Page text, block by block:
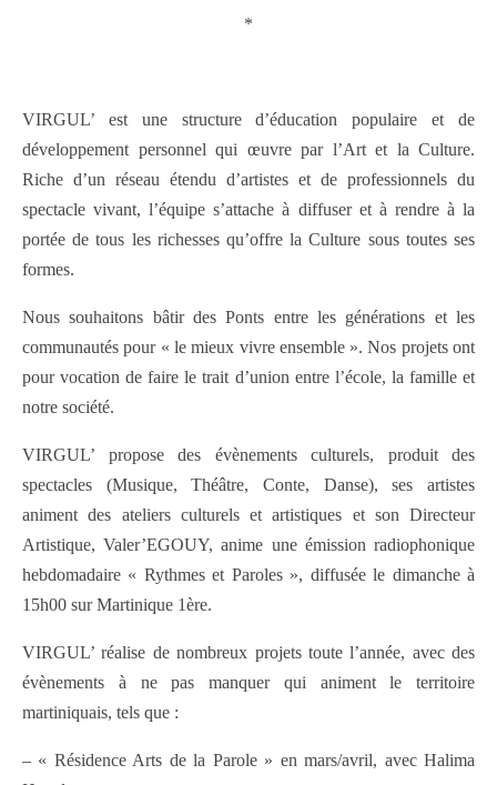
*
VIRGUL’ est une structure d’éducation populaire et de
développement personnel qui œuvre par l’Art et la Culture.
Riche d’un réseau étendu d’artistes et de professionnels du
spectacle vivant, l’équipe s’attache à diffuser et à rendre à la
portée de tous les richesses qu’offre la Culture sous toutes ses
formes.
Nous souhaitons bâtir des Ponts entre les générations et les
communautés pour « le mieux vivre ensemble ». Nos projets ont
pour vocation de faire le trait d’union entre l’école, la famille et
notre société.
VIRGUL’ propose des évènements culturels, produit des
spectacles (Musique, Théâtre, Conte, Danse), ses artistes
animent des ateliers culturels et artistiques et son Directeur
Artistique, Valer’EGOUY, anime une émission radiophonique
hebdomadaire « Rythmes et Paroles », diffusée le dimanche à
15h00 sur Martinique 1ère.
VIRGUL’ réalise de nombreux projets toute l’année, avec des
évènements à ne pas manquer qui animent le territoire
martiniquais, tels que :
– « Résidence Arts de la Parole » en mars/avril, avec Halima